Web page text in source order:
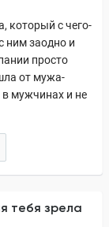
который с чего-
ним заодно и
просто
от мужа-
мужчинах и не
тебя зрела